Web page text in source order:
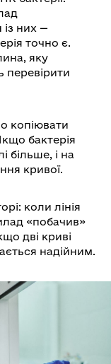
із них —
точно є.
яку
перевірити
копіювати
бактерія
більше, і на
кривої.
коли лінія
«побачив»
дві криві
надійним.